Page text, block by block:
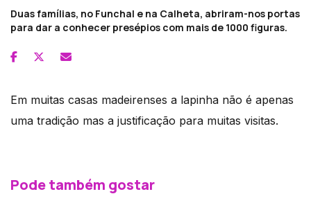
Duas famílias, no Funchal e na Calheta, abriram-nos portas
para dar a conhecer presépios com mais de 1000 figuras.
Em muitas casas madeirenses a lapinha não é apenas
uma tradição mas a justificação para muitas visitas.
Pode também gostar